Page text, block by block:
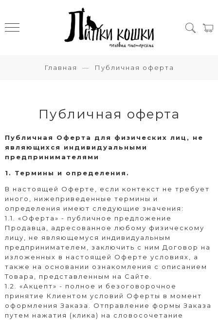
Главная Публичная оферта
Публичная оферта
Публичная Оферта для физических лиц, не
являющихся индивидуальными
предпринимателями
1. Термины и определения.
В настоящей Оферте, если контекст не требует
иного, нижеприведенные термины и
определения имеют следующие значения:
1.1. «Оферта» - публичное предложение
Продавца, адресованное любому физическому
лицу, не являющемуся индивидуальным
предпринимателем, заключить с ним Договор на
изложенных в настоящей Оферте условиях, а
также на основании ознакомления с описанием
Товара, представленным на Сайте.
1.2. «Акцепт» - полное и безоговорочное
принятие Клиентом условий Оферты в момент
оформления Заказа. Отправление формы Заказа
путем нажатия (клика) на словосочетание